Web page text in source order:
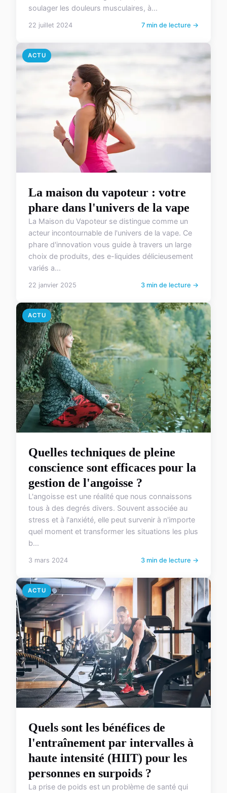
soulager les douleurs musculaires, à...
22 juillet 2024 7 min de lecture →
ACTU
La maison du vapoteur : votre
phare dans l'univers de la vape
La Maison du Vapoteur se distingue comme un
acteur incontournable de l'univers de la vape. Ce
phare d'innovation vous guide à travers un large
choix de produits, des e-liquides délicieusement
variés a...
22 janvier 2025 3 min de lecture →
ACTU
Quelles techniques de pleine
conscience sont efficaces pour la
gestion de l'angoisse ?
L'angoisse est une réalité que nous connaissons
tous à des degrés divers. Souvent associée au
stress et à l'anxiété, elle peut survenir à n'importe
quel moment et transformer les situations les plus
b...
3 mars 2024 3 min de lecture →
ACTU
Quels sont les bénéfices de
l'entraînement par intervalles à
haute intensité (HIIT) pour les
personnes en surpoids ?
La prise de poids est un problème de santé qui